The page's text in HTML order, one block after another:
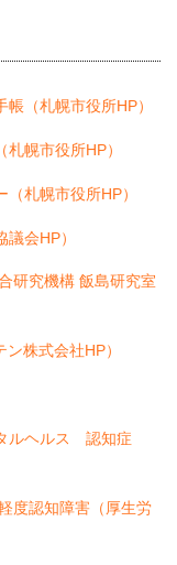
（札幌市役所HP）
幌市役所HP）
札幌市役所HP）
会HP）
研究機構 飯島研究室
株式会社HP）
ルヘルス 認知症
度認知障害（厚生労